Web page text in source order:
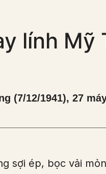
lính Mỹ
(7/12/1941), 27
sợi ép, bọc vải